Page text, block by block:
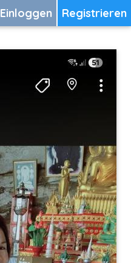
Registrieren
Einloggen